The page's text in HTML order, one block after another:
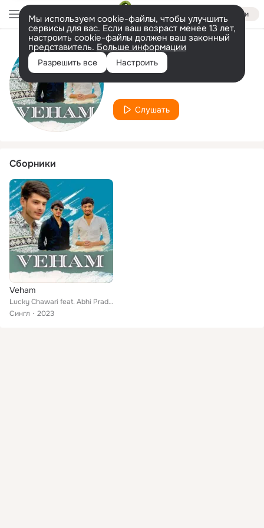
Войти
Мы используем cookie-файлы, чтобы улучшить
сервисы для вас. Если ваш возраст менее 13 лет,
настроить cookie-файлы должен ваш законный
представитель. Больше информации
Разрешить все Настроить
Исполнитель
Abhi Pradhan
Слушать
Сборники
Veham
Lucky Chawari feat. Abhi Pradhan, Ankush Tanwar
Сингл
2023